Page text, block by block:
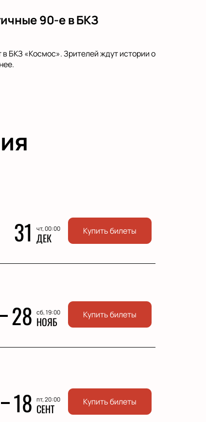
90-е в БКЗ
БКЗ «Космос». Зрителей ждут истории о
31 чт, 00:00
ДЕК Купить билеты
28 сб, 19:00
НОЯБ Купить билеты
18 пт, 20:00
СЕНТ Купить билеты